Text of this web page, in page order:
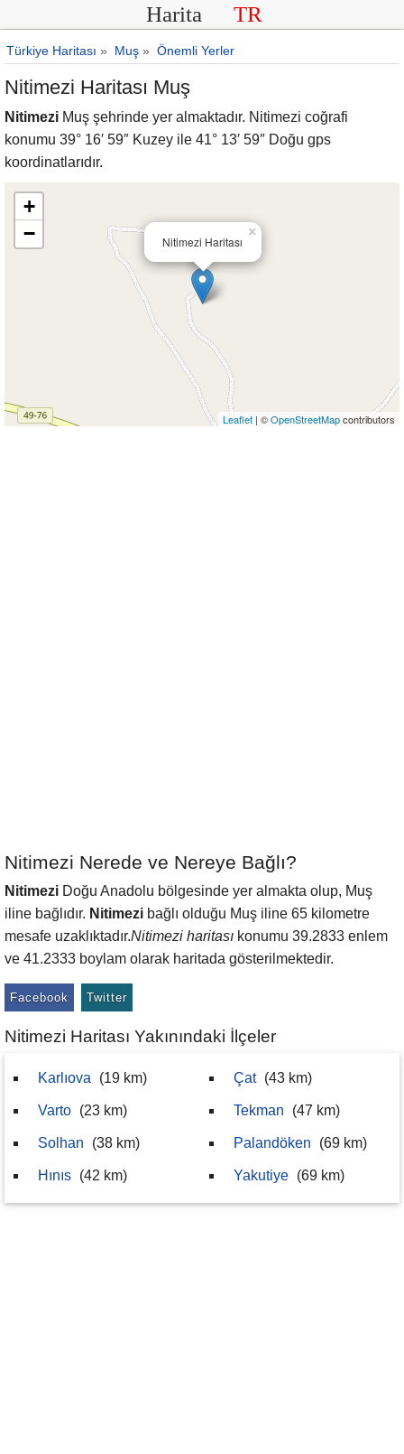
Harita TR
Türkiye Haritası » Muş » Önemli Yerler
Nitimezi Haritası Muş
Nitimezi Muş şehrinde yer almaktadır. Nitimezi coğrafi
konumu 39° 16′ 59″ Kuzey ile 41° 13′ 59″ Doğu gps
koordinatlarıdır.
Nitimezi Haritası
×
+
−
Leaflet | ©OpenStreetMapcontributors
Nitimezi Nerede ve Nereye Bağlı?
Nitimezi Doğu Anadolu bölgesinde yer almakta olup, Muş
iline bağlıdır. Nitimezi bağlı olduğu Muş iline 65 kilometre
mesafe uzaklıktadır.Nitimezi haritası konumu 39.2833 enlem
ve 41.2333 boylam olarak haritada gösterilmektedir.
Facebook Twitter
Nitimezi Haritası Yakınındaki İlçeler
Karlıova (19 km)
Varto (23 km)
Solhan (38 km)
Hınıs (42 km)
Çat (43 km)
Tekman (47 km)
Palandöken (69 km)
Yakutiye (69 km)